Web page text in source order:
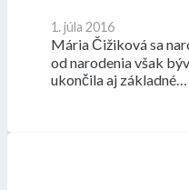
1. júla 2016
Mária Čižiková sa
od narodenia však
ukončila aj základné…